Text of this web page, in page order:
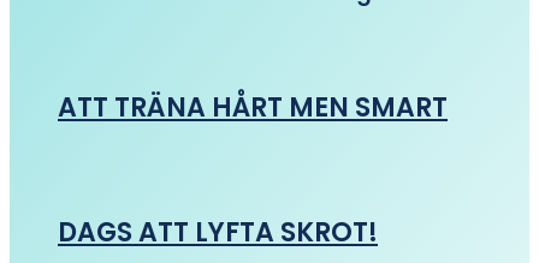
ATT TRÄNA HÅRT MEN SMART
DAGS ATT LYFTA SKROT!